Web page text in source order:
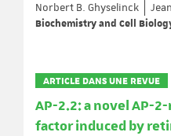
Norbert B. Ghyselinck
Biochemistry and Cell
ARTICLE DANS UNE REVUE
AP-2.2: a novel AP-
factor induced by